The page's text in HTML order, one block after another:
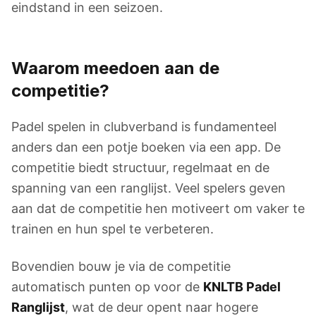
eindstand in een seizoen.
Waarom meedoen aan de
competitie?
Padel spelen in clubverband is fundamenteel
anders dan een potje boeken via een app. De
competitie biedt structuur, regelmaat en de
spanning van een ranglijst. Veel spelers geven
aan dat de competitie hen motiveert om vaker te
trainen en hun spel te verbeteren.
Bovendien bouw je via de competitie
automatisch punten op voor de KNLTB Padel
Ranglijst, wat de deur opent naar hogere